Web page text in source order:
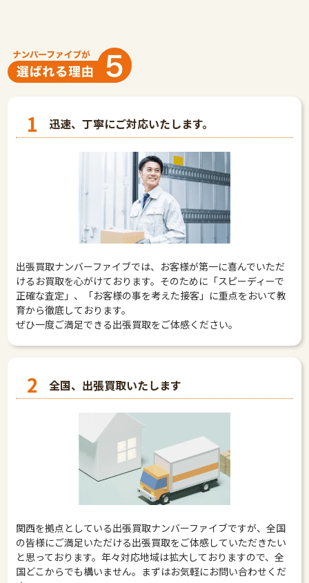
1 迅速、丁寧にご対応いたします。
出張買取ナンバーファイブでは、お客様が第一に喜んでいただ
けるお買取を心がけております。そのために「スピーディーで
正確な査定」、「お客様の事を考えた接客」に重点をおいて教
育から徹底しております。
ぜひ一度ご満足できる出張買取をご体感ください。
2 全国、出張買取いたします
関西を拠点としている出張買取ナンバーファイブですが、全国
の皆様にご満足いただける出張買取をご体感していただきたい
と思っております。年々対応地域は拡大しておりますので、全
国どこからでも構いません。まずはお気軽にお問い合わせくだ